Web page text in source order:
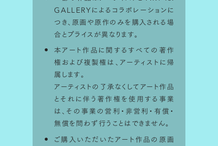
GALLERYによるコラボレーションに
つき、原画や原作のみを購入される場
合とプライスが異なります。
本アート作品に関するすべての著作
権および複製権は、アーティストに帰
属します。
アーティストの了承なくしてアート作品
とそれに伴う著作権を使用する事業
は、その事業の営利・非営利・有償・
無償を問わず行うことはできません。
ご購入いただいたアート作品の原画
STEP 1